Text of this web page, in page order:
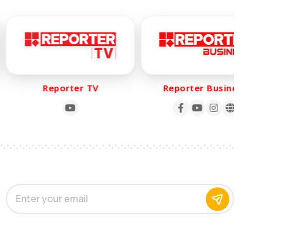
Reporter TV Reporter Business